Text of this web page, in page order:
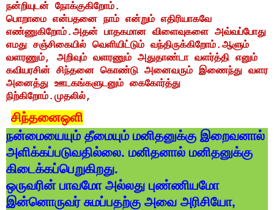
நன்றியுடன் நோக்குகிறோம்.
பொறாமை என்பதனை நாம் என்றும் எதிரியாகவே
எண்ணுகிறோம்.அதன் பாதகமான விளைவுகளை அவ்வப்போது
எமது சஞ்சிகையில் வெளியிட்டும் வந்திருக்கிறோம்.ஆளும்
வளரணும், அறிவும் வளரணும் அதுதாண்டா வளர்த்தி எனும்
கவியரசின் சிந்தனை கொண்டு அனைவரும் இணைந்து வளர
அனைத்து ஊடகங்களுடனும் கைகோர்த்து
நிற்கிறோம். முதலில்,
சிந்தனைஒளி
நன்மையையும் தீமையும் மனிதனுக்கு இறைவனால்
அளிக்கப்படுவதில்லை. மனிதனால் மனிதனுக்கு
கிடைக்கப்பெறுகிறது.
ஒருவரின் பாவமோ அல்லது புண்ணியமோ
இன்னொருவர் சுமப்பதற்கு அவை அரிசியோ,